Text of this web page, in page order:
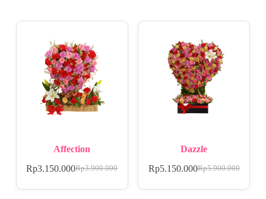
Affection
Rp3.900.000
Rp3.150.000
Dazzle
Rp5.900.000
Rp5.150.000